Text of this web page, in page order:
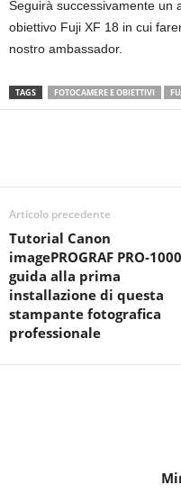
Seguirà successivamente un
obiettivo Fuji XF 18 in cui
nostro ambassador.
TAGS FOTOCAMERE E OBIETTIVI
Articolo precedente
Tutorial Canon
imagePROGRAF PRO-
guida alla prima
installazione di questa
stampante fotografica
professionale